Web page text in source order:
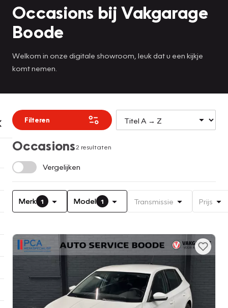
Occasions bij Vakgarage
Boode
Welkom in onze digitale showroom, leuk dat u een kijkje
komt nemen.
Filteren
Occasions2 resultaten
Vergelijken
Merk 1 Model 1 Transmissie Prijs